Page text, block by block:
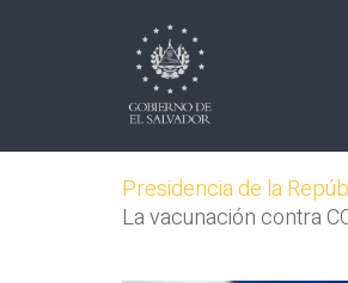
Presidencia de la
La vacunación contra